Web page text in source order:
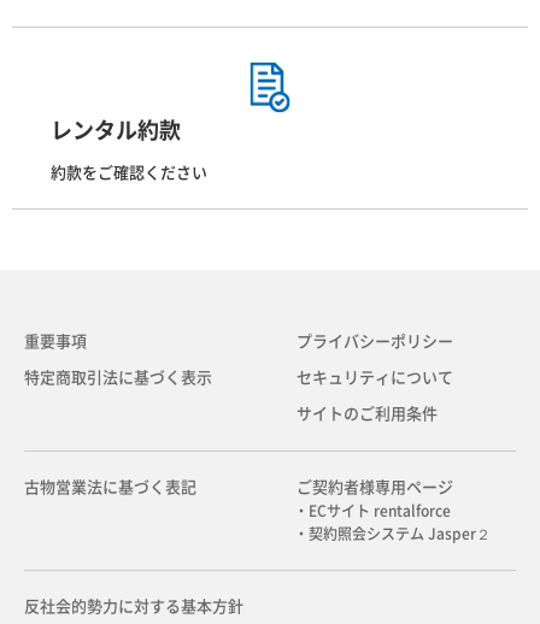
レンタル約款
約款をご確認ください
重要事項
特定商取引法に基づく表示
プライバシーポリシー
セキュリティについて
サイトのご利用条件
古物営業法に基づく表記 ご契約者様専用ページ
・ECサイト rentalforce
・契約照会システム Jasper２
反社会的勢力に対する基本方針